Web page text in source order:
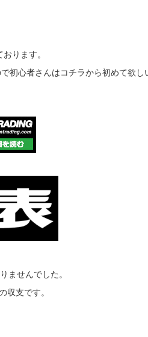
ります。
初心者さんはコチラから初めて欲し
ませんでした。
収支です。